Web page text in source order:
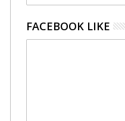
FACEBOOK LIKE